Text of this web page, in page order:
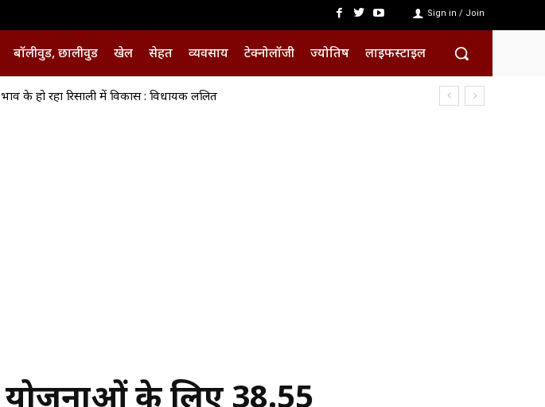
Sign in / Join
बॉलीवुड, छालीवुड खेल सेहत व्यवसाय टेक्नोलॉजी ज्योतिष लाइफस्टाइल
के हो रहा रिसाली में विकास : विधायक ललित
योजनाओं के लिए 38.55